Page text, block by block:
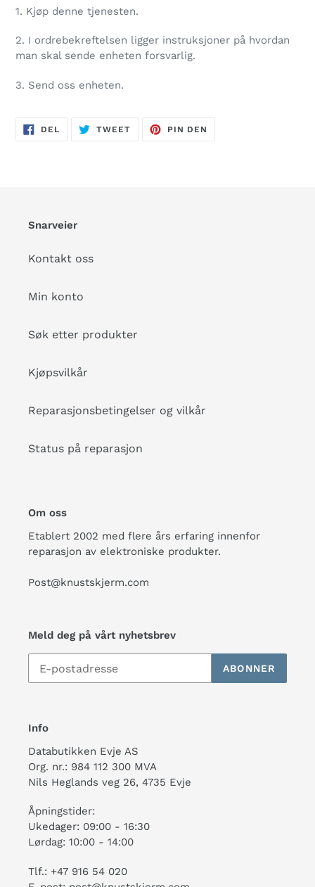
1. Kjøp denne tjenesten.
2. I ordrebekreftelsen ligger instruksjoner på hvordan
man skal sende enheten forsvarlig.
3. Send oss enheten.
DEL
PÅ
TWEETTWEET
PIN DEN
Snarveier
Kontakt oss
Min konto
Søk etter produkter
Kjøpsvilkår
Reparasjonsbetingelser og vilkår
Status på reparasjon
Om oss
Etablert 2002 med flere års erfaring innenfor
reparasjon av elektroniske produkter.
Post@knustskjerm.com
Meld deg på vårt nyhetsbrev
ABONNER
Info
Databutikken Evje AS
Org. nr.: 984 112 300 MVA
Nils Heglands veg 26, 4735 Evje
Åpningstider:
Ukedager: 09:00 - 16:30
Lørdag: 10:00 - 14:00
Tlf.: +47 916 54 020